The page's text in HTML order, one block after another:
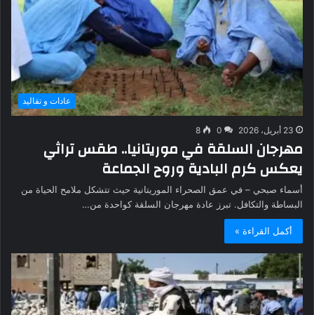
عادات و تقاليد
23 أبريل، 2026 0
8
مهرجان السلقة في موريتانيا.. طقس تراثي
يعكس كرم البادية وروح الجماعة
أسماء صبحي – في عمق الصحراء الموريتانية حيث تتشكل ملامح الحياة من
البساطة والتكافل. تبرز عادة مهرجان السلقة كواحدة من…
أكمل القراءة »